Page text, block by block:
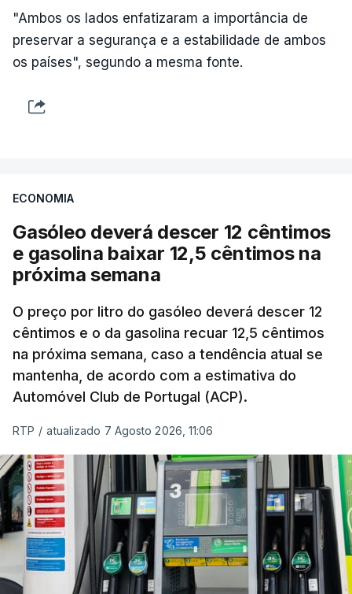
"Ambos os lados enfatizaram a importância de
preservar a segurança e a estabilidade de ambos
os países", segundo a mesma fonte.
ECONOMIA
Gasóleo deverá descer 12 cêntimos
e gasolina baixar 12,5 cêntimos na
próxima semana
O preço por litro do gasóleo deverá descer 12
cêntimos e o da gasolina recuar 12,5 cêntimos
na próxima semana, caso a tendência atual se
mantenha, de acordo com a estimativa do
Automóvel Club de Portugal (ACP).
RTP / atualizado 7 Agosto 2026, 11:06